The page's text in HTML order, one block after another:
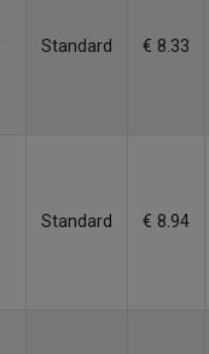
Standard € 8.33
Standard € 8.94